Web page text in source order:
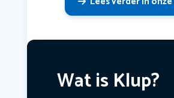
Wat is Klup?